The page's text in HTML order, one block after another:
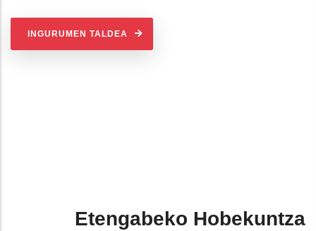
INGURUMEN TALDEA
Etengabeko Hobekuntza